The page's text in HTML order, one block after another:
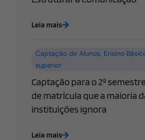
Leia mais
Captação de Alunos, Ensino
superior
Captação para o 2º
de matrícula que a maioria
instituições ignora
Leia mais